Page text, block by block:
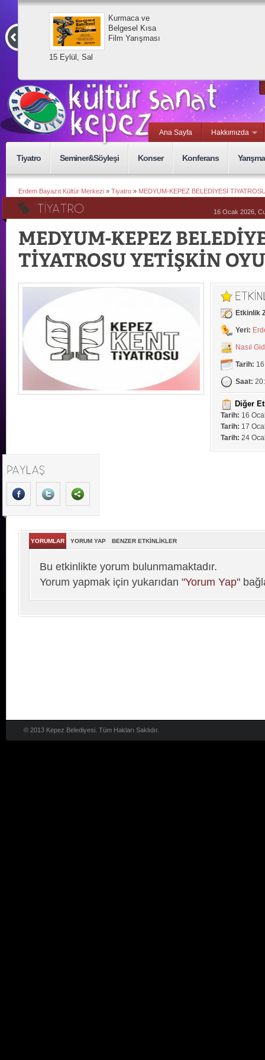
15 Eylül, Sal
Kurmaca ve
Belgesel Kısa
Film Yarışması
Ana Sayfa Hakkımızda
Tiyatro Seminer&Söyleşi Konser Konferans Yarışma
Erdem Bayazıt Kültür Merkezi » Tiyatro » MEDYUM-KEPEZ BELEDİYESİ
16 Ocak 2026,
Etkinlik
Yeri:
Nasıl
Tarih:
Saat:
Diğer
Tarih: 16
Tarih: 17
Tarih: 24
YORUMLAR YORUM YAP BENZER ETKİNLİKLER
Bu etkinlikte yorum bulunmamaktadır.
Yorum yapmak için yukarıdan "Yorum Yap"
© 2013 Kepez Belediyesi. Tüm Hakları Saklıdır.